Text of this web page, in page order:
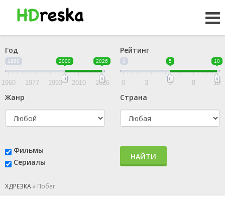
Год
1960 2000 2026
1960 1977 1993 2010 2026
Рейтинг
0 5 10
0 3 5 8 10
Жанр Страна
Фильмы
Сериалы
НАЙТИ
ХДРЕЗКА» Побег